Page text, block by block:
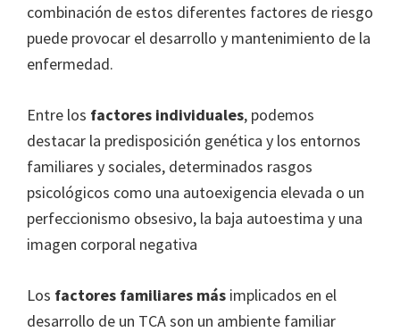
combinación de estos diferentes factores de riesgo
puede provocar el desarrollo y mantenimiento de la
enfermedad.
Entre los factores individuales, podemos
destacar la predisposición genética y los entornos
familiares y sociales, determinados rasgos
psicológicos como una autoexigencia elevada o un
perfeccionismo obsesivo, la baja autoestima y una
imagen corporal negativa
Los factores familiares más implicados en el
desarrollo de un TCA son un ambiente familiar